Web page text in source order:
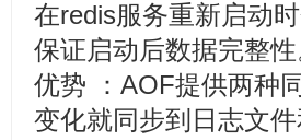
在redis服务重新启动
保证启动后数据完整性
优势 ：AOF提供两种
变化就同步到日志文